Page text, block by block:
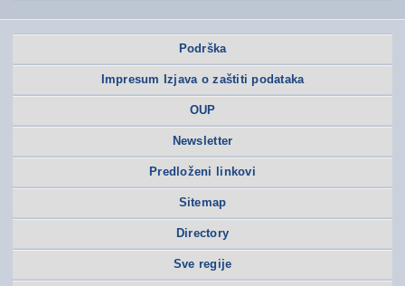
Podrška
Impresum Izjava o zaštiti podataka
OUP
Newsletter
Predloženi linkovi
Sitemap
Directory
Sve regije